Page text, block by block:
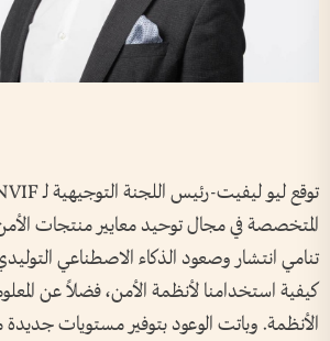
المتخصصة في مجال توحيد معايير منتجات
تنامي انتشار وصعود الذكاء الاصطناعي
كيفية استخدامنا لأنظمة الأمن، فضلاً عن
الأنظمة. وباتت الوعود بتوفير مستويات جديدة